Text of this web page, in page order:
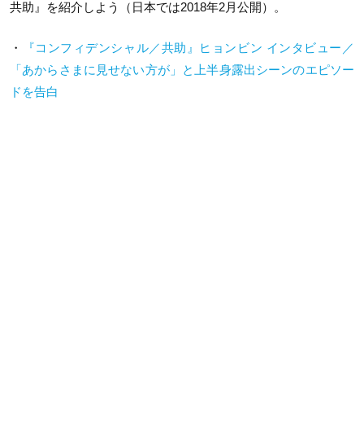
共助』を紹介しよう（日本では2018年2月公開）。
・
『コンフィデンシャル／共助』ヒョンビン インタビュー／
「あからさまに見せない方が」と上半身露出シーンのエピソー
ドを告白